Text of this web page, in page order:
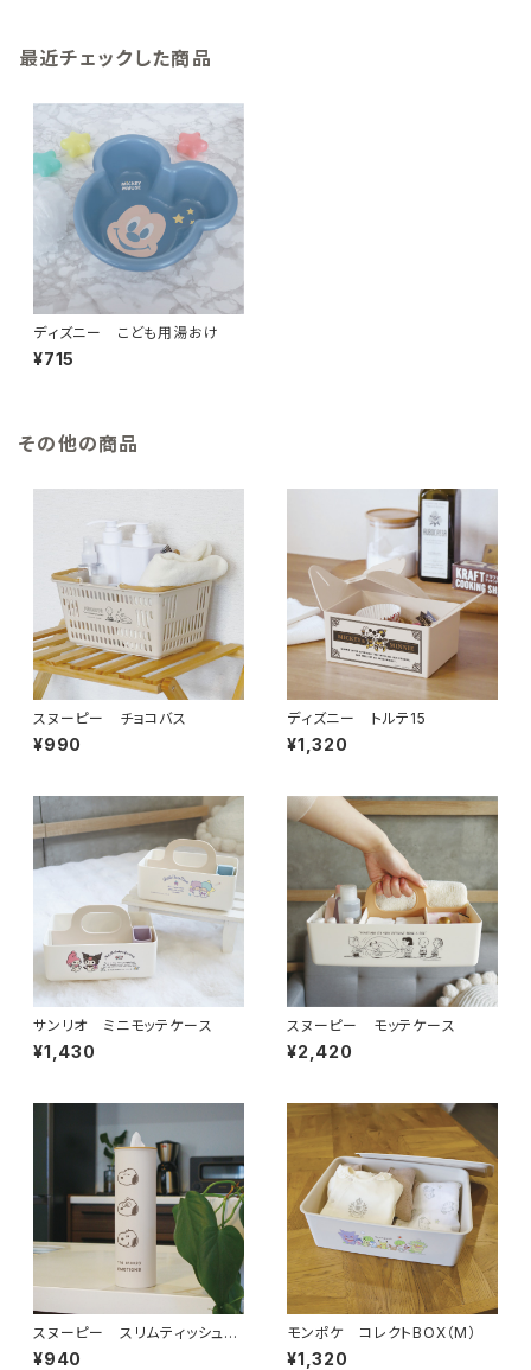
最近チェックした商品
ディズニー こども用湯おけ
¥715
その他の商品
スヌーピー チョコバス
¥990
ディズニー トルテ15
¥1,320
サンリオ ミニモッテケース
¥1,430
スヌーピー モッテケース
¥2,420
スヌーピー スリムティッシュボ
トル
¥940
モンポケ コレクトBOX（M）
¥1,320